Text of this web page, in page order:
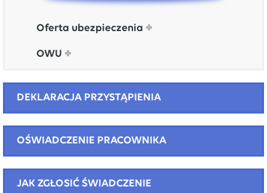
Oferta ubezpieczenia
OWU
DEKLARACJA PRZYSTĄPIENIA
OŚWIADCZENIE PRACOWNIKA
JAK ZGŁOSIĆ ŚWIADCZENIE